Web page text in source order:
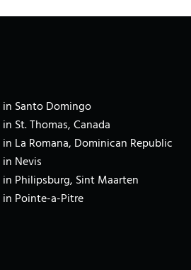
in Santo Domingo
St. Thomas, Canada
La Romana, Dominican Republic
Nevis
Philipsburg, Sint Maarten
in Pointe-a-Pitre